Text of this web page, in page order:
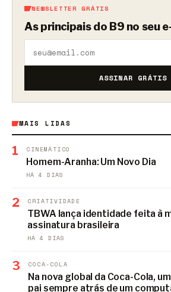
NEWSLETTER GRÁTIS
As principais do B9 no seu
ASSINAR GRÁTIS
MAIS LIDAS
1 CINEMÁTICO
Homem-Aranha: Um Novo Dia
HÁ 4 DIAS
2 CRIATIVIDADE
TBWA lança identidade feita à
assinatura brasileira
HÁ 4 DIAS
3 COCA-COLA
Na nova global da Coca-Cola,
pai sempre atrás de um